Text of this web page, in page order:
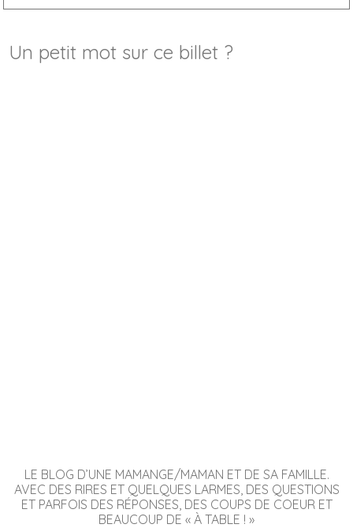
Un petit mot sur ce billet ?
LE BLOG D’UNE MAMANGE/MAMAN ET DE SA FAMILLE.
AVEC DES RIRES ET QUELQUES LARMES, DES QUESTIONS
ET PARFOIS DES RÉPONSES, DES COUPS DE COEUR ET
BEAUCOUP DE « À TABLE ! »